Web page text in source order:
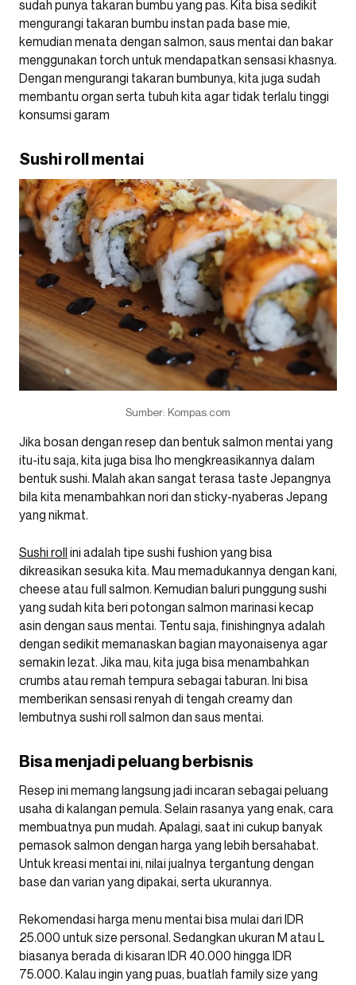
sudah punya takaran bumbu yang pas. Kita bisa sedikit
mengurangi takaran bumbu instan pada base mie,
kemudian menata dengan salmon, saus mentai dan bakar
menggunakan torch untuk mendapatkan sensasi khasnya.
Dengan mengurangi takaran bumbunya, kita juga sudah
membantu organ serta tubuh kita agar tidak terlalu tinggi
konsumsi garam
Sushi roll mentai
Sumber: Kompas.com
Jika bosan dengan resep dan bentuk salmon mentai yang
itu-itu saja, kita juga bisa lho mengkreasikannya dalam
bentuk sushi. Malah akan sangat terasa taste Jepangnya
bila kita menambahkan nori dan sticky-nyaberas Jepang
yang nikmat.
Sushi roll ini adalah tipe sushi fushion yang bisa
dikreasikan sesuka kita. Mau memadukannya dengan kani,
cheese atau full salmon. Kemudian baluri punggung sushi
yang sudah kita beri potongan salmon marinasi kecap
asin dengan saus mentai. Tentu saja, finishingnya adalah
dengan sedikit memanaskan bagian mayonaisenya agar
semakin lezat. Jika mau, kita juga bisa menambahkan
crumbs atau remah tempura sebagai taburan. Ini bisa
memberikan sensasi renyah di tengah creamy dan
lembutnya sushi roll salmon dan saus mentai.
Bisa menjadi peluang berbisnis
Resep ini memang langsung jadi incaran sebagai peluang
usaha di kalangan pemula. Selain rasanya yang enak, cara
membuatnya pun mudah. Apalagi, saat ini cukup banyak
pemasok salmon dengan harga yang lebih bersahabat.
Untuk kreasi mentai ini, nilai jualnya tergantung dengan
base dan varian yang dipakai, serta ukurannya.
Rekomendasi harga menu mentai bisa mulai dari IDR
25.000 untuk size personal. Sedangkan ukuran M atau L
biasanya berada di kisaran IDR 40.000 hingga IDR
75.000. Kalau ingin yang puas, buatlah family size yang